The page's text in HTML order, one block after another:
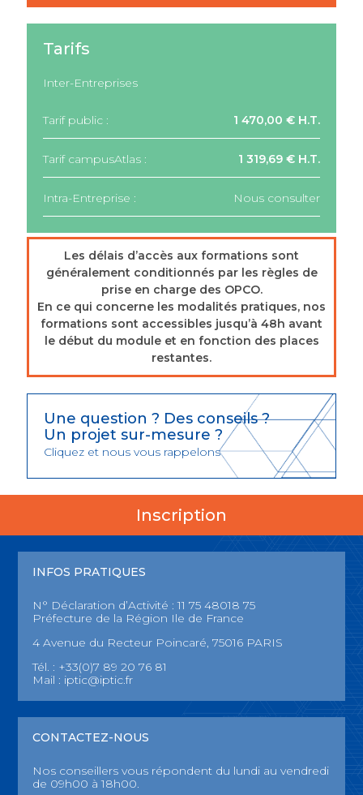
Tarifs
Inter-Entreprises
Tarif public : 1 470,00 € H.T.
Tarif campusAtlas : 1 319,69 € H.T.
Intra-Entreprise : Nous consulter
Les délais d’accès aux formations sont
généralement conditionnés par les règles de
prise en charge des OPCO.
En ce qui concerne les modalités pratiques, nos
formations sont accessibles jusqu’à 48h avant
le début du module et en fonction des places
restantes.
Une question ? Des conseils ?
Un projet sur-mesure ?
Cliquez et nous vous rappelons
Inscription
INFOS PRATIQUES
N° Déclaration d’Activité : 11 75 48018 75
Préfecture de la Région Ile de France
4 Avenue du Recteur Poincaré, 75016 PARIS
Tél. : +33(0)7 89 20 76 81
Mail : iptic@iptic.fr
CONTACTEZ-NOUS
Nos conseillers vous répondent du lundi au vendredi
de 09h00 à 18h00.